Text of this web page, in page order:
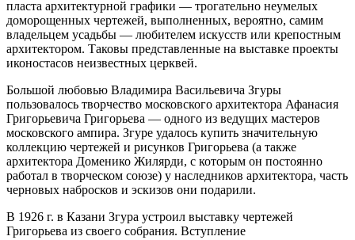
пласта архитектурной графики — трогательно неумелых
доморощенных чертежей, выполненных, вероятно, самим
владельцем усадьбы — любителем искусств или крепостным
архитектором. Таковы представленные на выставке проекты
иконостасов неизвестных церквей.
Большой любовью Владимира Васильевича Згуры
пользовалось творчество московского архитектора Афанасия
Григорьевича Григорьева — одного из ведущих мастеров
московского ампира. Згуре удалось купить значительную
коллекцию чертежей и рисунков Григорьева (а также
архитектора Доменико Жилярди, с которым он постоянно
работал в творческом союзе) у наследников архитектора, часть
черновых набросков и эскизов они подарили.
В 1926 г. в Казани Згура устроил выставку чертежей
Григорьева из своего собрания. Вступление